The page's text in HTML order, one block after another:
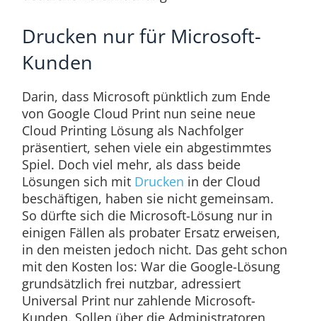
Drucken nur für Microsoft-
Kunden
Darin, dass Microsoft pünktlich zum Ende
von Google Cloud Print nun seine neue
Cloud Printing Lösung als Nachfolger
präsentiert, sehen viele ein abgestimmtes
Spiel. Doch viel mehr, als dass beide
Lösungen sich mit Drucken in der Cloud
beschäftigen, haben sie nicht gemeinsam.
So dürfte sich die Microsoft-Lösung nur in
einigen Fällen als probater Ersatz erweisen,
in den meisten jedoch nicht. Das geht schon
mit den Kosten los: War die Google-Lösung
grundsätzlich frei nutzbar, adressiert
Universal Print nur zahlende Microsoft-
Kunden. Sollen über die Administratoren